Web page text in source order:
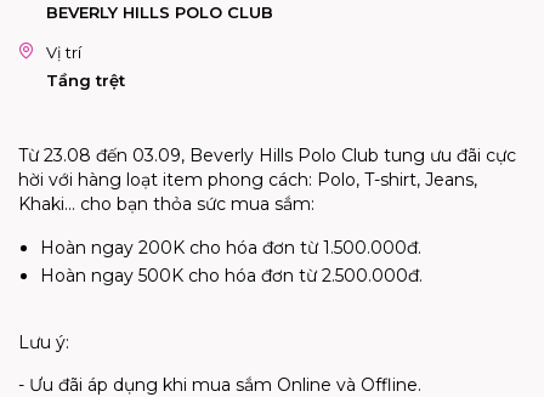
BEVERLY HILLS POLO CLUB
Vị trí
Tầng trệt
Từ 23.08 đến 03.09, Beverly Hills Polo Club tung ưu đãi cực
hời với hàng loạt item phong cách: Polo, T-shirt, Jeans,
Khaki... cho bạn thỏa sức mua sắm:
Hoàn ngay 200K cho hóa đơn từ 1.500.000đ.
Hoàn ngay 500K cho hóa đơn từ 2.500.000đ.
Lưu ý:
- Ưu đãi áp dụng khi mua sắm Online và Offline.